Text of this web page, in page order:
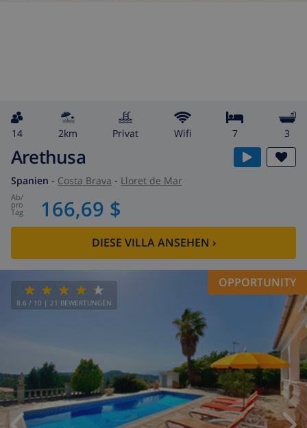
14 2km Privat wifi 7 3
Arethusa
Spanien - Costa Brava - Lloret de Mar
ab/
pro
Tag 166,69 $
DIESE VILLA ANSEHEN ›
8.6 / 10 | 21 BEWERTUNGEN
OPPORTUNITY